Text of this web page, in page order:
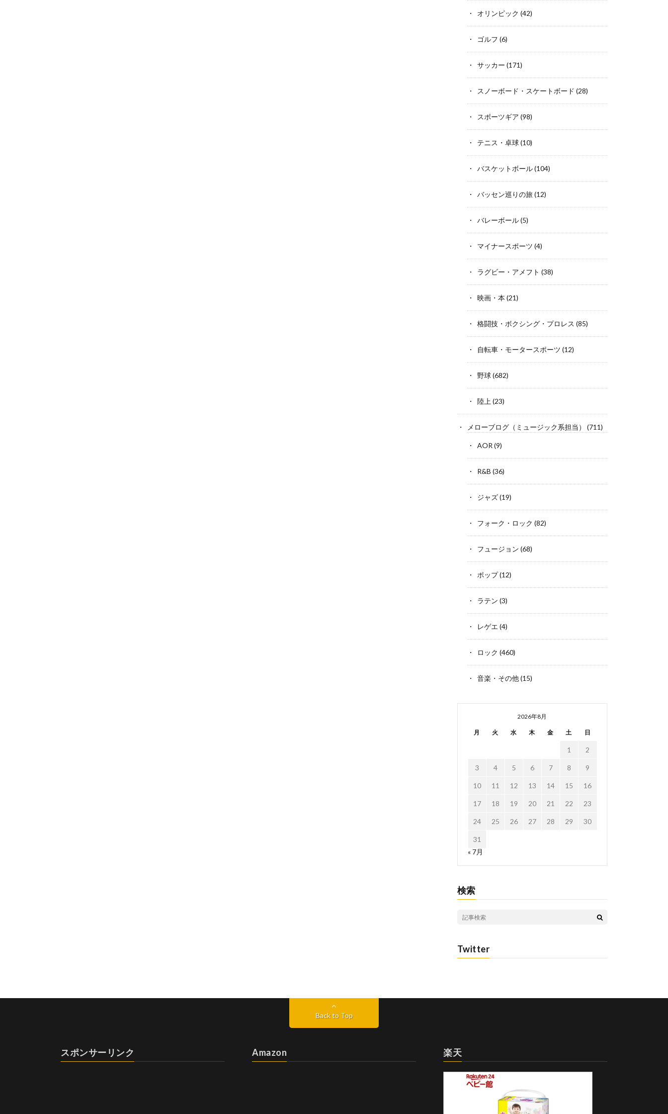
オリンピック (42)
ゴルフ (6)
サッカー (171)
スノーボード・スケートボード (28)
スポーツギア (98)
テニス・卓球(10)
バスケットボール(104)
バッセン巡りの旅(12)
バレーボール(5)
マイナースポーツ (4)
ラグビー・アメフト (38)
映画・本 (21)
格闘技・ボクシング・プロレス (85)
自転車・モータースポーツ (12)
野球(682)
陸上 (23)
メローブログ（ミュージック系担当） (711)
AOR (9)
R&B (36)
ジャズ(19)
フォーク・ロック (82)
フュージョン (68)
ポップ(12)
ラテン (3)
レゲエ (4)
ロック (460)
音楽・その他(15)
2026年8月
月 火 水 木 金 土 日
1 2
3 4 5 6 7 8 9
10 11 12 13 14 15 16
17 18 19 20 21 22 23
24 25 26 27 28 29 30
31
« 7月
検索
Twitter
Back to Top
スポンサーリンク Amazon 楽天